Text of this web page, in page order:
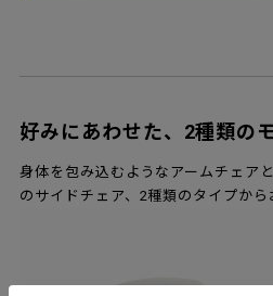
好みにあわせた、2種類の
身体を包み込むようなアームチェア
のサイドチェア、2種類のタイプから